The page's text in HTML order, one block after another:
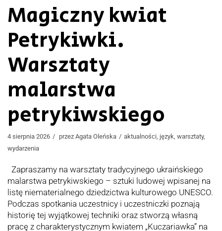
Magiczny kwiat
Petrykiwki.
Warsztaty
malarstwa
petrykiwskiego
4 sierpnia 2026 przez Agata Oleńska aktualności, język, warsztaty,
wydarzenia
Zapraszamy na warsztaty tradycyjnego ukraińskiego
malarstwa petrykiwskiego – sztuki ludowej wpisanej na
listę niematerialnego dziedzictwa kulturowego UNESCO.
Podczas spotkania uczestnicy i uczestniczki poznają
historię tej wyjątkowej techniki oraz stworzą własną
pracę z charakterystycznym kwiatem „Kuczariawka” na